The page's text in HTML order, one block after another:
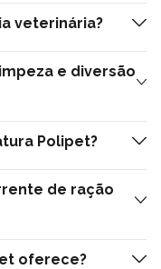
veterinária?
e diversão
Polipet?
de ração
oferece?